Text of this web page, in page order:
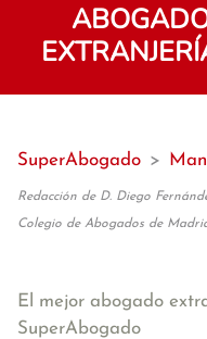
SuperAbogado >
Redacción de D. Diego
Colegio de Abogados de
El mejor abogado
SuperAbogado